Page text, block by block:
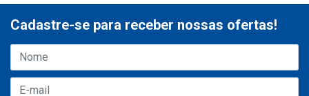
Cadastre-se para receber nossas ofertas!